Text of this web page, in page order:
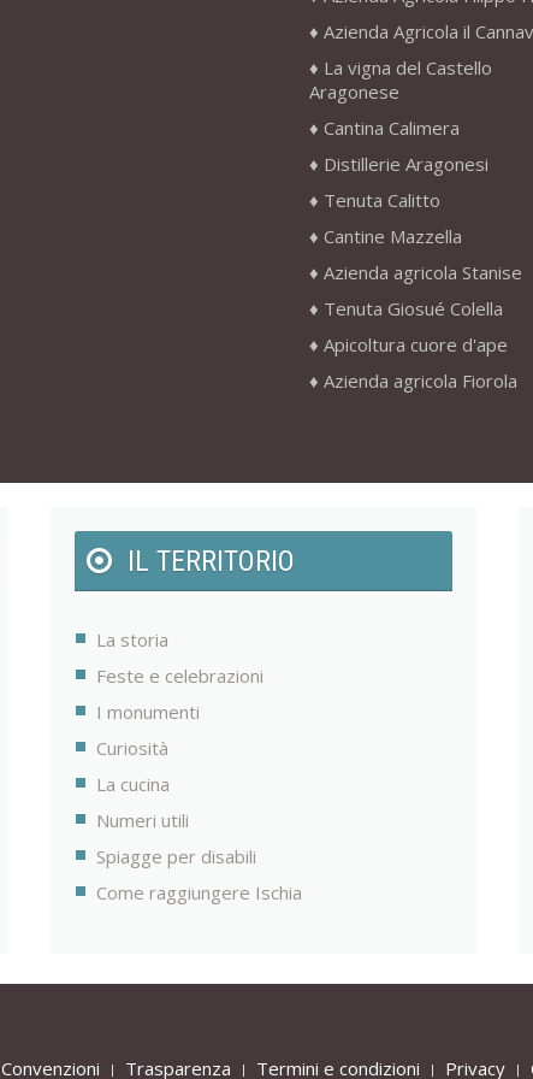
Azienda Agricola il
La vigna del Castello
Aragonese
Cantina Calimera
Distillerie Aragonesi
Tenuta Calitto
Cantine Mazzella
Azienda agricola Stanise
Tenuta Giosué Colella
Apicoltura cuore d'ape
Azienda agricola Fiorola
IL TERRITORIO
La storia
Feste e celebrazioni
I monumenti
Curiosità
La cucina
Numeri utili
Spiagge per disabili
Come raggiungere Ischia
Convenzioni Trasparenza Termini e condizioni Privacy